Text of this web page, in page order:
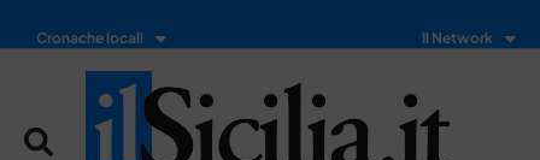
Cronache locali Il Network